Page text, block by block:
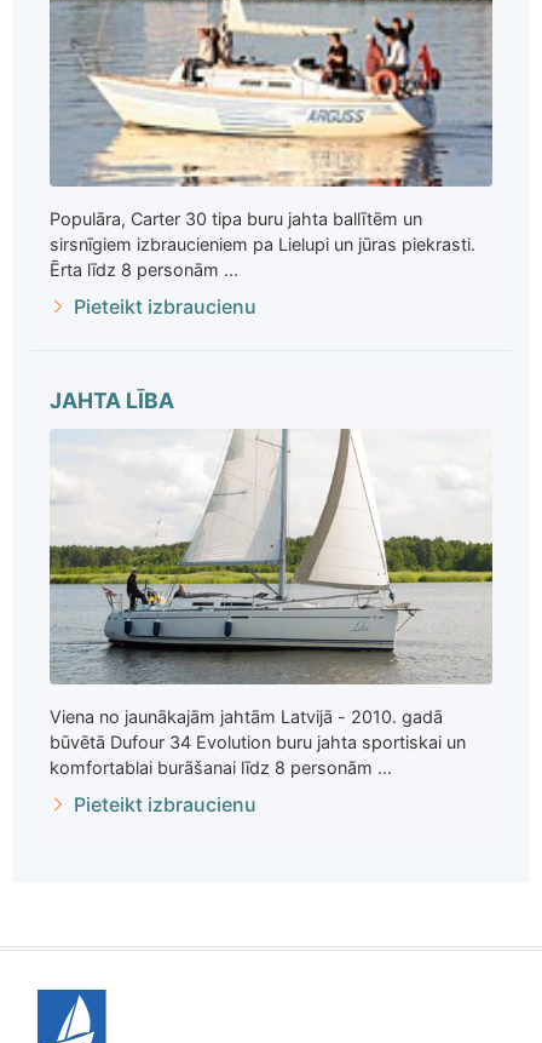
Populāra, Carter 30 tipa buru jahta ballītēm un
sirsnīgiem izbraucieniem pa Lielupi un jūras piekrasti.
Ērta līdz 8 personām ...
Pieteikt izbraucienu
JAHTA LĪBA
Viena no jaunākajām jahtām Latvijā - 2010. gadā
būvētā Dufour 34 Evolution buru jahta sportiskai un
komfortablai burāšanai līdz 8 personām ...
Pieteikt izbraucienu